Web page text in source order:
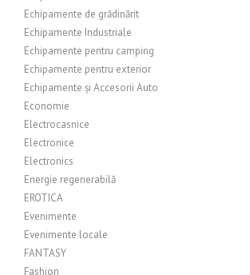
Echipamente de grădinărit
Echipamente Industriale
Echipamente pentru camping
Echipamente pentru exterior
Echipamente și Accesorii Auto
Economie
Electrocasnice
Electronice
Electronics
Energie regenerabilă
EROTICA
Evenimente
Evenimente locale
FANTASY
Fashion